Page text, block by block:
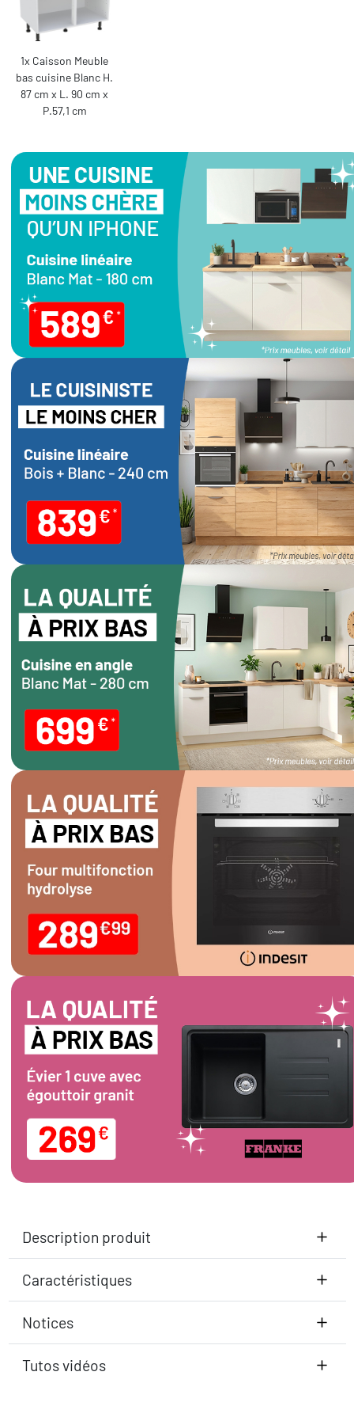
1x Caisson Meuble
bas cuisine Blanc H.
87 cm x L. 90 cm x
P.57,1 cm
Description produit
Caractéristiques
Notices
Tutos vidéos